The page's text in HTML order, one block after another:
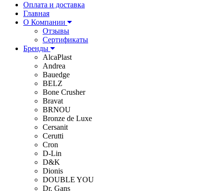
Оплата и доставка
Главная
О Компании
Отзывы
Сертификаты
Бренды
AlcaPlast
Andrea
Bauedge
BELZ
Bone Crusher
Bravat
BRNOU
Bronze de Luxe
Cersanit
Cerutti
Cron
D-Lin
D&K
Dionis
DOUBLE YOU
Dr. Gans